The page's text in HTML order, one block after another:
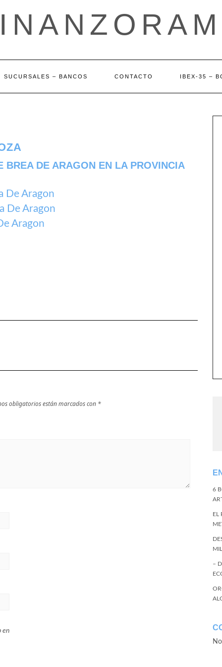
SUCURSALES – BANCOS CONTACTO IBEX-35 –
BREA DE ARAGON EN LA PROVINCIA
De Aragon
De Aragon
Aragon
obligatorios están marcados con *
en
6
EL
–